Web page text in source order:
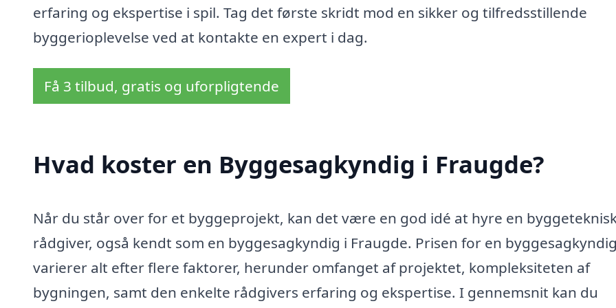
erfaring og ekspertise i spil. Tag det første skridt mod en sikker og tilfredsstillende
byggerioplevelse ved at kontakte en expert i dag.
Få 3 tilbud, gratis og uforpligtende
Hvad koster en Byggesagkyndig i Fraugde?
Når du står over for et byggeprojekt, kan det være en god idé at hyre en
rådgiver, også kendt som en byggesagkyndig i Fraugde. Prisen for en
varierer alt efter flere faktorer, herunder omfanget af projektet, kompleksiteten af
bygningen, samt den enkelte rådgivers erfaring og ekspertise. I gennemsnit kan du